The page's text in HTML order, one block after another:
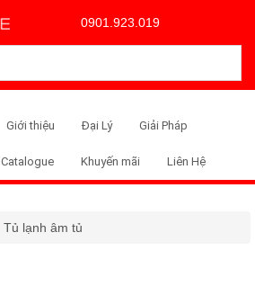
0901.923.019
Giới thiệu Đại Lý Giải Pháp
Catalogue Khuyến mãi Liên Hệ
Tủ lạnh âm tủ